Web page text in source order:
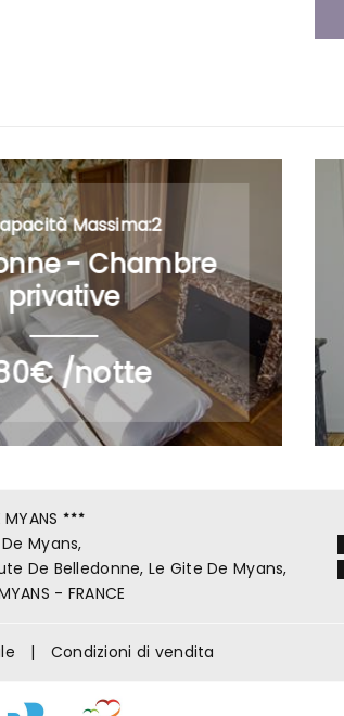
Massima:2
- Chambre
privative
/notte
MYANS
Myans,
De Belledonne, Le Gite De Myans,
- FRANCE
| Condizioni di vendita